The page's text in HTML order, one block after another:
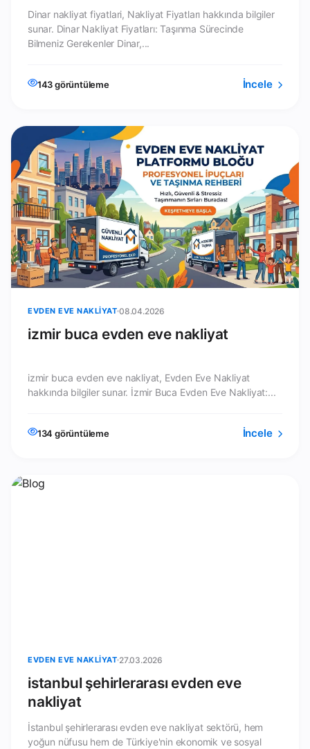
Dinar nakliyat fiyatlari, Nakliyat Fiyatları hakkında bilgiler
sunar. Dinar Nakliyat Fiyatları: Taşınma Sürecinde
Bilmeniz Gerekenler Dinar,...
143 görüntüleme İncele
EVDEN EVE NAKLIYAT 08.04.2026
izmir buca evden eve nakliyat
izmir buca evden eve nakliyat, Evden Eve Nakliyat
hakkında bilgiler sunar. İzmir Buca Evden Eve Nakliyat:...
134 görüntüleme İncele
EVDEN EVE NAKLIYAT 27.03.2026
istanbul şehirlerarası evden eve
nakliyat
İstanbul şehirlerarası evden eve nakliyat sektörü, hem
yoğun nüfusu hem de Türkiye'nin ekonomik ve sosyal